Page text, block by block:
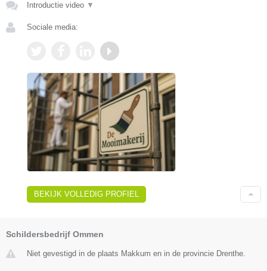
Introductie video ▼
Sociale media:
BEKIJK VOLLEDIG PROFIEL
Schildersbedrijf Ommen
Niet gevestigd in de plaats Makkum en in de provincie Drenthe.